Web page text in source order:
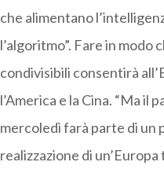
che alimentano
l’algoritmo”. Fare in
condivisibili consentirà
l’America e la Cina. “Ma
mercoledì farà parte di un
realizzazione di